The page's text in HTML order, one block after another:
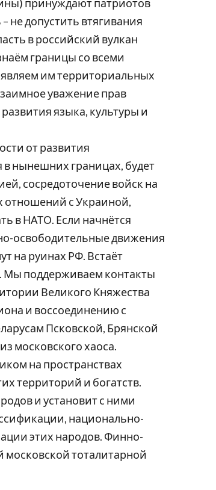
принуждают патриотов
не допустить втягивания
в российский вулкан
границы со всеми
им территориальных
уважение прав
языка, культуры и
от развития
нынешних границах, будет
сосредоточение войск на
отношений с Украиной,
в НАТО. Если начнётся
освободительные движения
на руинах РФ. Встаёт
Мы поддерживаем контакты
Великого Княжества
и воссоединению с
Псковской, Брянской
московского хаоса.
на пространствах
территорий и богатств.
и установит с ними
национально-
этих народов. Финно-
московской тоталитарной